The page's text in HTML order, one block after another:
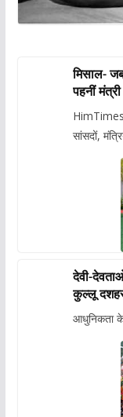
मिसाल-
पहनीं
सांसदों,
देवी-
कुल्लू
आधुनिकता के